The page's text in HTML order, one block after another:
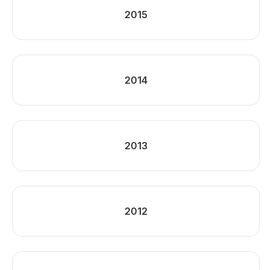
2015
2014
2013
2012